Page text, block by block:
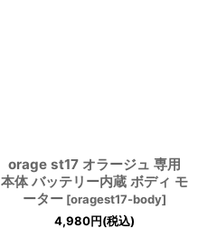
orage st17 オラージュ 専用
本体 バッテリー内蔵 ボディ モ
ーター [oragest17-body]
4,980円(税込)